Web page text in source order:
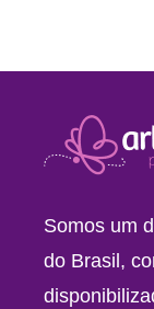
Somos um
do Brasil,